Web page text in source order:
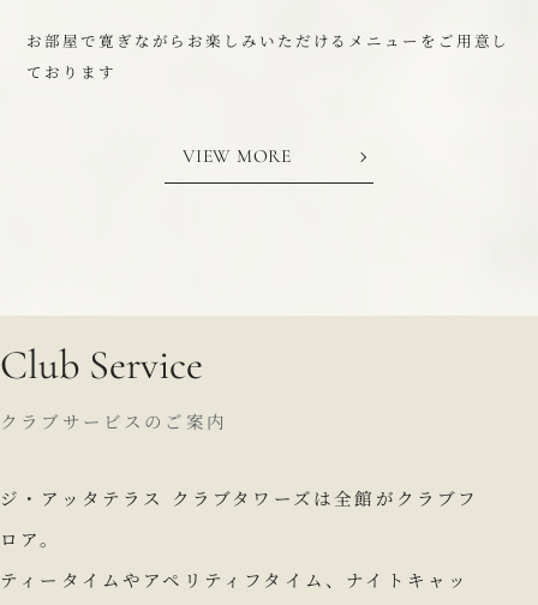
お部屋で寛ぎながらお楽しみいただけるメニューをご用意し
ております
VIEW MORE
Club Service
クラブサービスのご案内
ジ・アッタテラス クラブタワーズは全館がクラブフ
ロア。
ティータイムやアペリティフタイム、ナイトキャッ